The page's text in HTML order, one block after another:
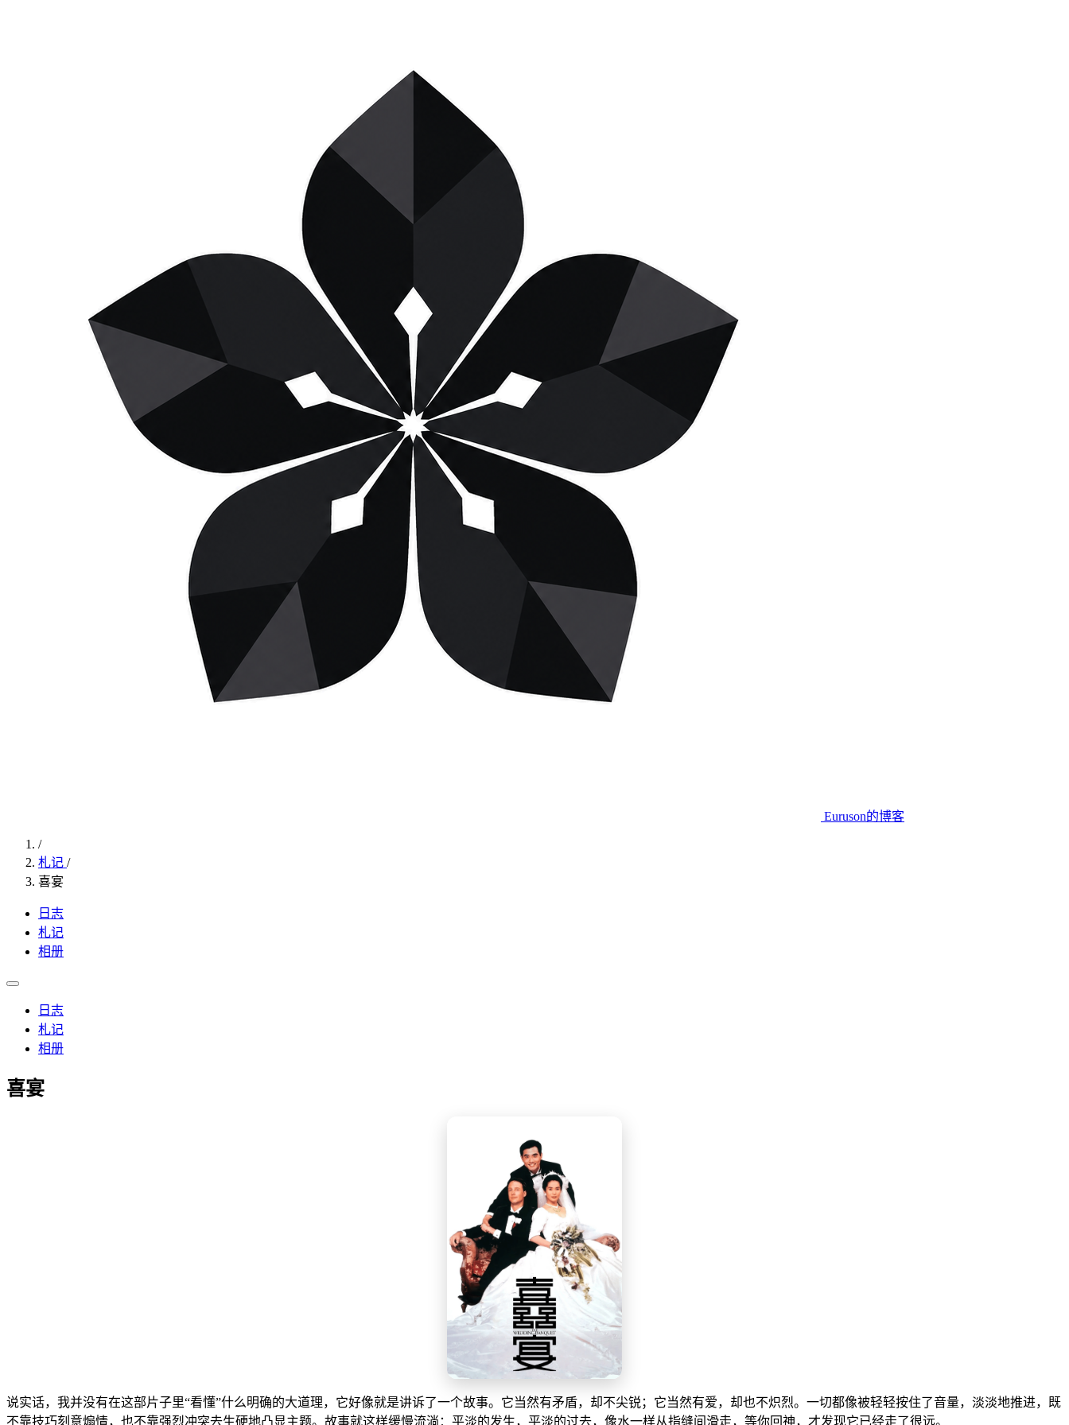
Euruson的博客
/
札记 /
喜宴
日志
札记
相册
日志
札记
相册
喜宴
说实话，我并没有在这部片子里“看懂”什么明确的大道理，它好像就是讲诉了一个故事。它当然有矛盾，却不尖锐；它当然有爱，却也不炽烈。一切都像被轻轻按住了音量，淡淡地推进，既
不靠技巧刻意煽情，也不靠强烈冲突去生硬地凸显主题。故事就这样缓慢流淌：平淡的发生，平淡的过去，像水一样从指缝间滑走，等你回神，才发现它已经走了很远。